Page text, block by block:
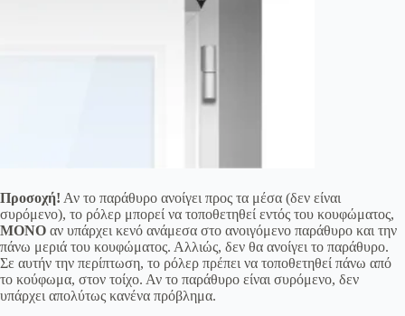
Προσοχή! Αν το παράθυρο ανοίγει προς τα μέσα (δεν είναι
συρόμενο), το ρόλερ μπορεί να τοποθετηθεί εντός του κουφώματος,
ΜΟΝΟ αν υπάρχει κενό ανάμεσα στο ανοιγόμενο παράθυρο και την
πάνω μεριά του κουφώματος. Αλλιώς, δεν θα ανοίγει το παράθυρο.
Σε αυτήν την περίπτωση, το ρόλερ πρέπει να τοποθετηθεί πάνω από
το κούφωμα, στον τοίχο. Αν το παράθυρο είναι συρόμενο, δεν
υπάρχει απολύτως κανένα πρόβλημα.